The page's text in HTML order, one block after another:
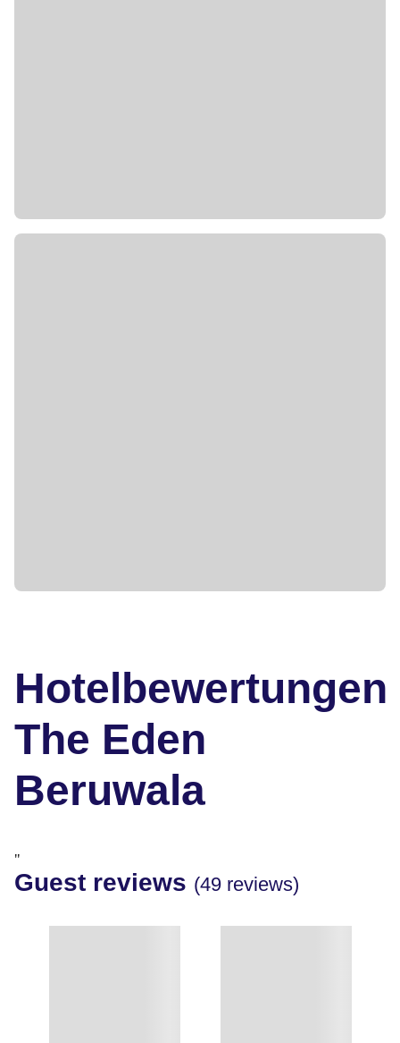
Hotelbewertungen
The Eden
Beruwala
"
Guest reviews (49 reviews)